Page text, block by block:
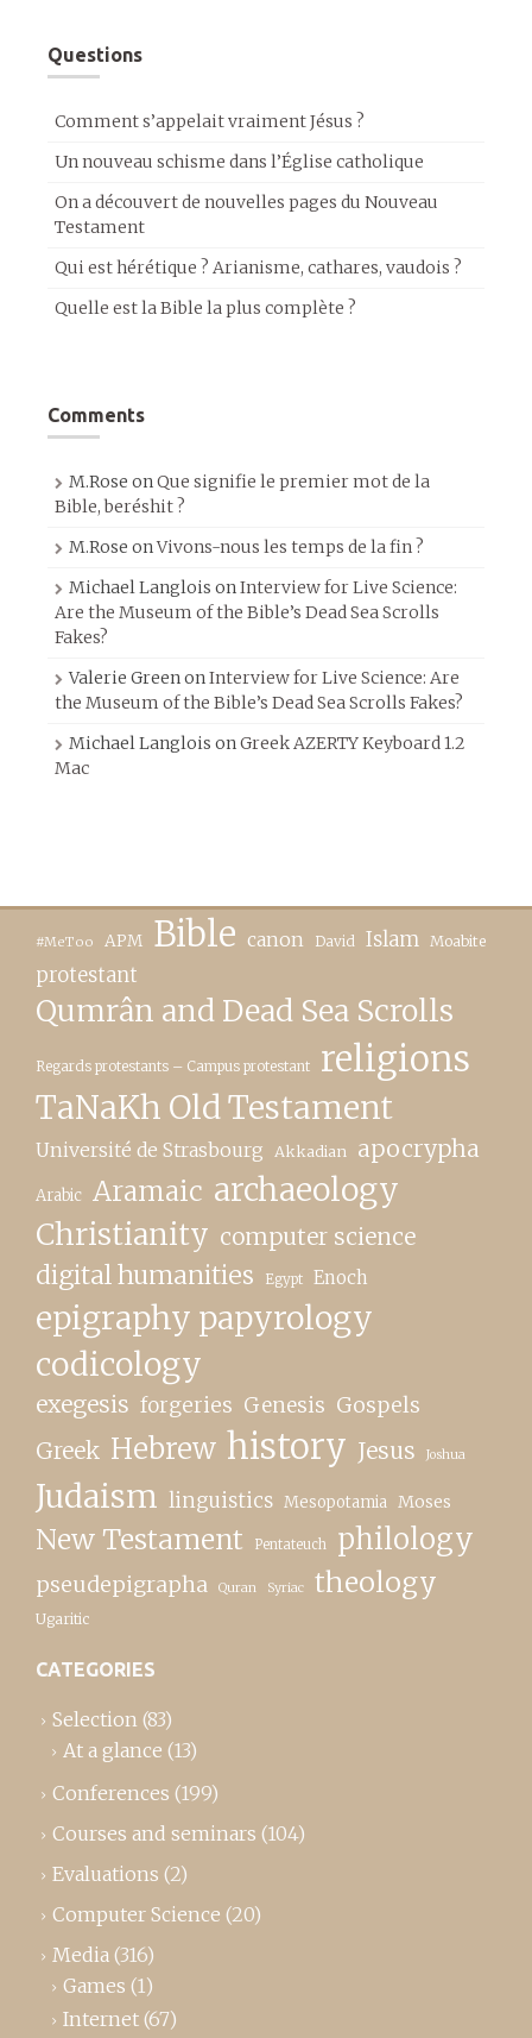
Questions
Comment s’appelait vraiment Jésus ?
Un nouveau schisme dans l’Église catholique
On a découvert de nouvelles pages du Nouveau
Testament
Qui est hérétique ? Arianisme, cathares, vaudois ?
Quelle est la Bible la plus complète ?
Comments
M.Rose onQue signifie le premier mot de la
Bible, beréshit ?
M.Rose onVivons-nous les temps de la fin ?
Michael Langlois onInterview for Live Science:
Are the Museum of the Bible’s Dead Sea Scrolls
Fakes?
Valerie GreenonInterview for Live Science: Are
the Museum of the Bible’s Dead Sea Scrolls Fakes?
Michael Langlois onGreek AZERTY Keyboard 1.2
Mac
#MeToo APM Bible canon David Islam Moabite
protestant
Qumrân and Dead Sea Scrolls
Regards protestants – Campus protestant religions
TaNaKh Old Testament
Université de Strasbourg Akkadian apocrypha
Arabic Aramaic archaeology
Christianity computer science
digital humanities Egypt Enoch
epigraphy papyrology
codicology
exegesis forgeries Genesis Gospels
Greek Hebrew history Jesus Joshua
Judaism linguistics Mesopotamia Moses
New Testament Pentateuch philology
pseudepigrapha Quran Syriac theology
Ugaritic
CATEGORIES
Selection (83)
At a glance (13)
Conferences (199)
Courses and seminars (104)
Evaluations (2)
Computer Science (20)
Media (316)
Games (1)
Internet (67)